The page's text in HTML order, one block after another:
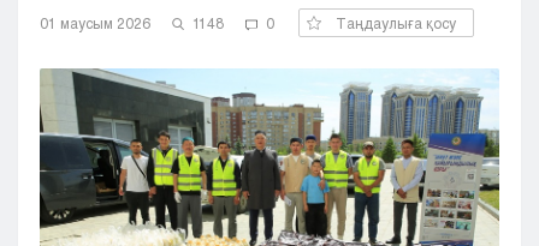
Кызылорда
Петропавловск
Семей
Талдыкорган
Туркестан
Уральск
01 маусым 2026 1148 0 Таңдаулыға қосу